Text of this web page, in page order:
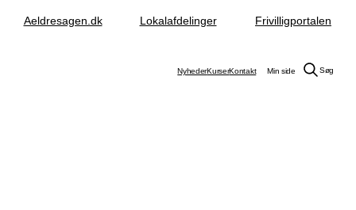
Aeldresagen.dk Lokalafdelinger Frivilligportalen
NyhederKurserKontakt Min side Søg